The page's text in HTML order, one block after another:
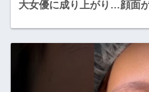
大女優に成り上がり…顔面